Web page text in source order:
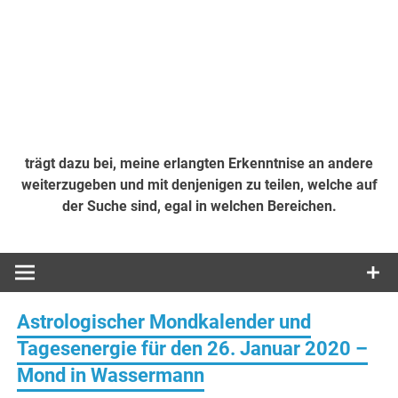
trägt dazu bei, meine erlangten Erkenntnise an andere
weiterzugeben und mit denjenigen zu teilen, welche auf
der Suche sind, egal in welchen Bereichen.
Astrologischer Mondkalender und
Tagesenergie für den 26. Januar 2020 –
Mond in Wassermann